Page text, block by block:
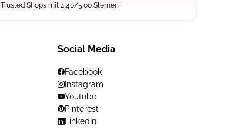
Trusted Shops mit 4.40/5.00 Sternen
Social Media
Facebook
Instagram
Youtube
Pinterest
LinkedIn